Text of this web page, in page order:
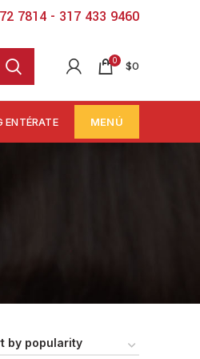
7814 - 317 433 9460
0 $0
ENTÉRATE MENÚ